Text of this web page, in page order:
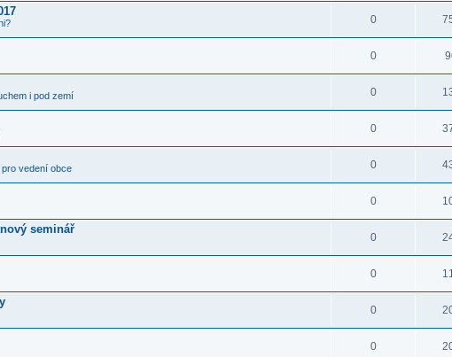
0
0
i pod zemí 0
0
vedení obce 0
0
seminář
0
0
0
0